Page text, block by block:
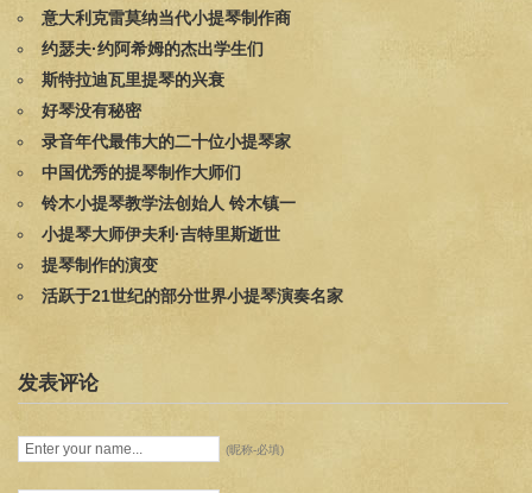
意大利克雷莫纳当代小提琴制作商
约瑟夫·约阿希姆的杰出学生们
斯特拉迪瓦里提琴的兴衰
好琴没有秘密
录音年代最伟大的二十位小提琴家
中国优秀的提琴制作大师们
铃木小提琴教学法创始人 铃木镇一
小提琴大师伊夫利·吉特里斯逝世
提琴制作的演变
活跃于21世纪的部分世界小提琴演奏名家
发表评论
(昵称-必填)